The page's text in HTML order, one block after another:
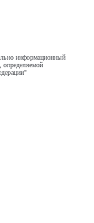
информационный
определяемой